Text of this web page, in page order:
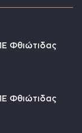
Φθιώτιδας
Φθιώτιδας